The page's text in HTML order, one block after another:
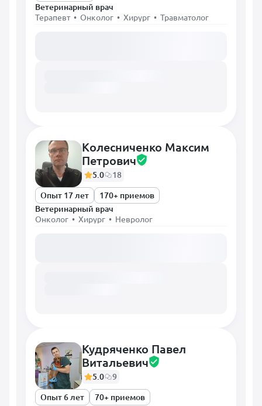
Ветеринарный врач
Терапевт • Онколог • Хирург • Травматолог
Колесниченко Максим
Петрович
5.0
18
Опыт 17 лет
170+ приемов
Ветеринарный врач
Онколог • Хирург • Невролог
Кудряченко Павел
Витальевич
5.0
9
Опыт 6 лет
70+ приемов